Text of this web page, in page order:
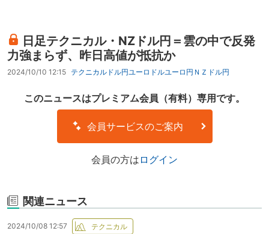
日足テクニカル・NZドル円＝雲の中で反発
力強まらず、昨日高値が抵抗か
2024/10/10 12:15 テクニカル ドル円ユーロドルユーロ円 ＮＺドル円
このニュースはプレミアム会員（有料）専用です。
会員サービスのご案内
会員の方は ログイン
関連ニュース
2024/10/08 12:57